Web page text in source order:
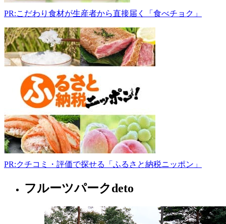
市
花
館
下
大
戸
131
-
PR:こだわり食材が生産者から直接届く「食べチョク」
PR:クチコミ・評価で探せる「ふるさと納税ニッポン」
秋
フルーツパークdeto